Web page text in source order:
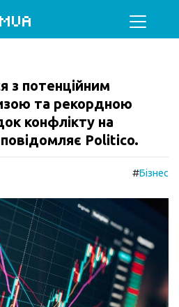
з потенційним
та рекордною
конфлікту на
Politico.
#Бізнес